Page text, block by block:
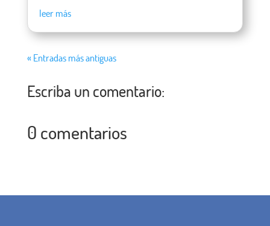
leer más
« Entradas más antiguas
Escriba un comentario:
0 comentarios